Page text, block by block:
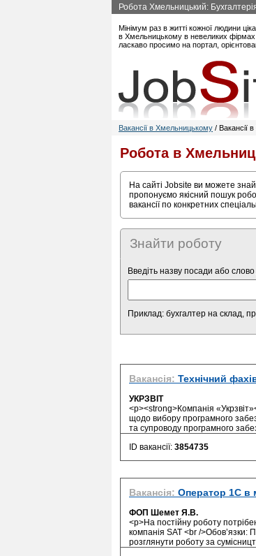
Робота Хмельницький:
Мінімум раз в житті кожної людини
в Хмельницькому в невеликих фірмах
ласкаво просимо на портал,
Вакансії в Хмельницькому / Вакансії
Робота в
На сайті Jobsite ви можете
пропонуємо якісний пошук
вакансії по конкретних
Знайти роботу
Введіть назву посади або
Приклад: бухгалтер на склад,
Вакансія: Технічний
УКРЗВІТ
<p><strong>Компанія
щодо вибору програмного
та супроводу програмного
ID вакансії: 3854735
Вакансія: Оператор 1С в
ФОП Шемет Я.В.
<p>На постійну роботу
компанія SAT <br />Обов’язки:
розглянути роботу за